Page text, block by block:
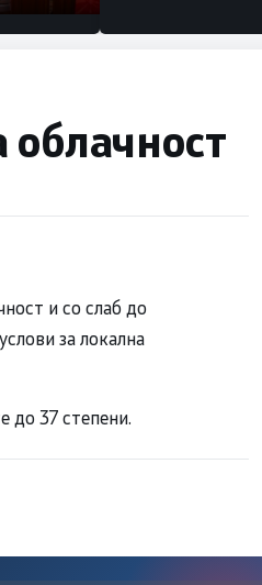
облачност
и со слаб до
за локална
до 37 степени.